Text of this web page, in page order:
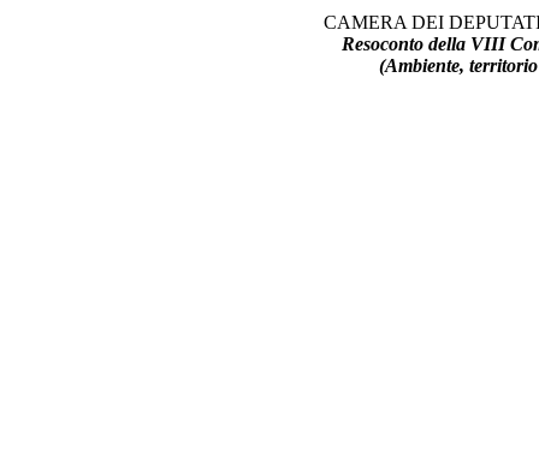
CAMERA DEI
Resoconto della VIII
(Ambiente,